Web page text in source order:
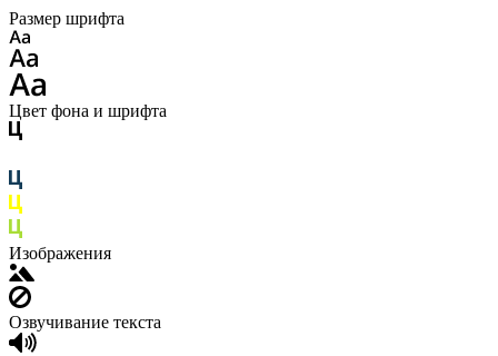
Размер шрифта
Цвет фона и шрифта
Изображения
Озвучивание текста